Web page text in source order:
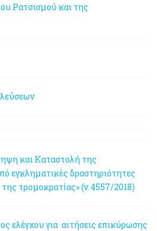
Ρατσισμού και της
και Καταστολή της
εγκληματικές δραστηριότητες
τρομοκρατίας» (ν.4557/2018)
ελέγχου για αιτήσεις επικύρωσης